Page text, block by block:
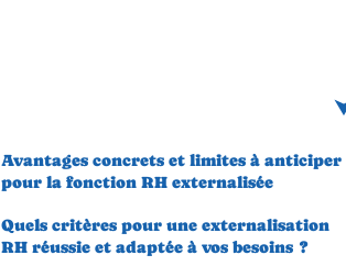
Avantages concrets et limites à anticiper
pour la fonction RH externalisée
Quels critères pour une externalisation
RH réussie et adaptée à vos besoins ?